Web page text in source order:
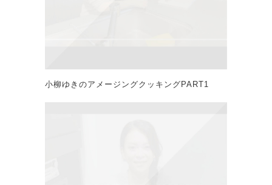
小柳ゆきのアメージングクッキングPART1